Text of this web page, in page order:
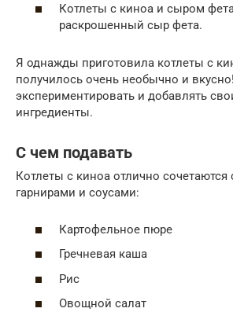
Котлеты с киноа и сыром
раскрошенный сыр фета.
Я однажды приготовила котлеты с
получилось очень необычно и
экспериментировать и добавлять
ингредиенты.
С чем подавать
Котлеты с киноа отлично
гарнирами и соусами:
Картофельное пюре
Гречневая каша
Рис
Овощной салат